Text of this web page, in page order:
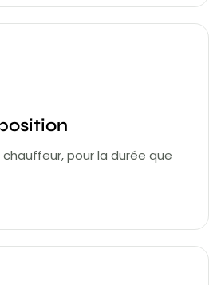
pour la durée que